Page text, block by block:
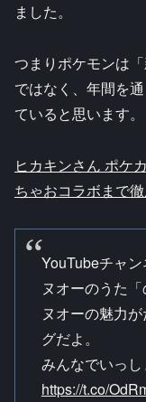
ました。
つまりポケモンは
ではなく、年間を
ていると思います。
ヒカキンさん ポケ
ちゃおコラボまで
YouTubeチャン
ヌオーのうた
ヌオーの魅力
グだよ。
みんなでいっし
https://t.co/